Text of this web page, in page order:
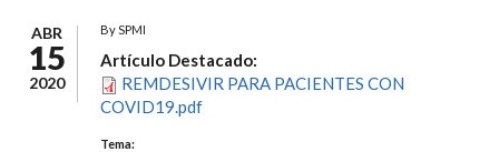
ABR
15
2020
BySPMI
Artículo Destacado:
REMDESIVIR PARA PACIENTES CON
COVID19.pdf
Tema: